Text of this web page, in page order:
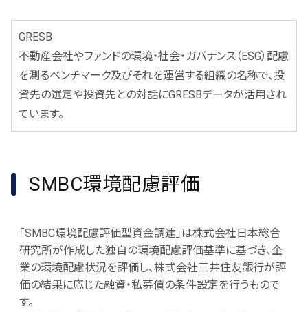
GRESB
不動産会社やファンドの環境・社会・ガバナンス（ESG）配慮
を測るベンチマーク及びそれを運営する組織の名称で、投
資先の選定や投資先との対話にGRESBデータが活用され
ています。
SMBC環境配慮評価
「SMBC環境配慮評価型資金調達」は株式会社日本総合
研究所が作成した独自の環境配慮評価基準に基づき、企
業の環境配慮状況を評価し、株式会社三井住友銀行が評
価の結果に応じた融資・私募債の条件設定を行うもので
す。